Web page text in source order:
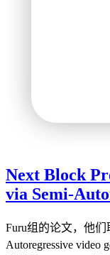
Next Block
via Semi-
Furu组的论文，他
Autoregressive video